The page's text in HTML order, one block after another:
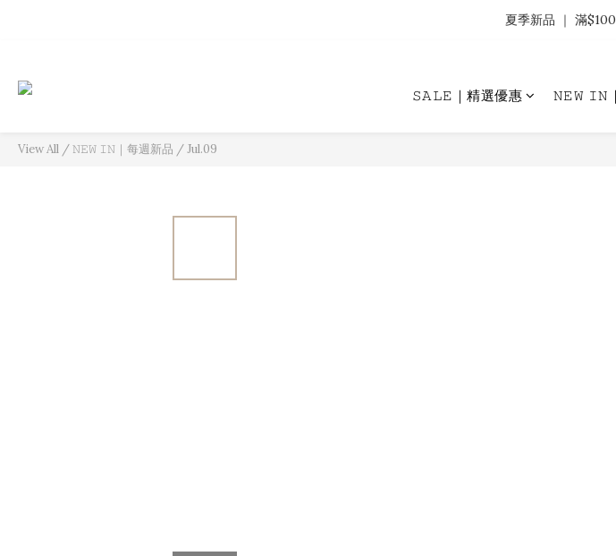
𝗡𝗮𝗯_𝗚𝗶𝗿𝗹𝘀大量募集中｜於社群分
夏季新品 ｜ 滿
𝚂𝙰𝙻𝙴｜精選優惠 𝙽𝙴𝚆 𝙸𝙽
View All /𝙽𝙴𝚆 𝙸𝙽｜每週新品 /Jul.09